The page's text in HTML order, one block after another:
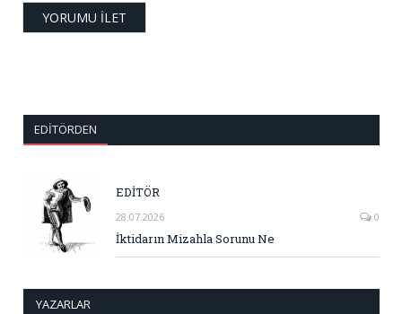
EDITÖRDEN
EDİTÖR
28.07.2026 0
İktidarın Mizahla Sorunu Ne
YAZARLAR